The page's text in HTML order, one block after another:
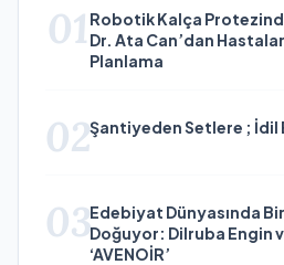
01 Robotik Kalça
Dr. Ata Can’dan
Planlama
02Şantiyeden Setlere ; İdil
03Edebiyat Dünyasında
Doğuyor: Dilruba Engin
‘AVENOİR’